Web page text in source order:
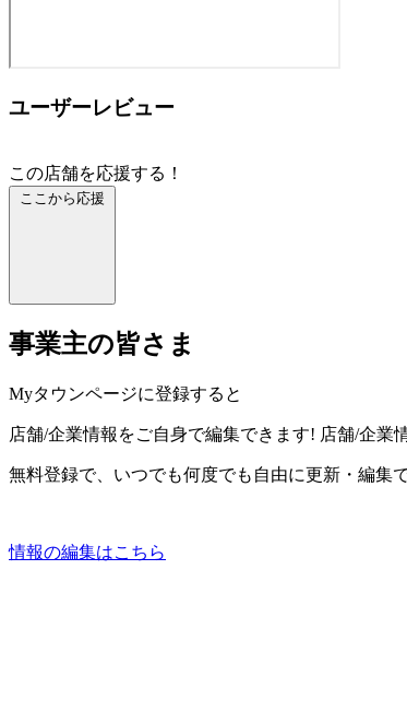
ユーザーレビュー
この店舗を応援する！
ここから応援
事業主の皆さま
Myタウンページに登録すると
店舗/企業情報をご自身で編集できます! 店舗/企業
無料登録で、いつでも何度でも自由に更新・編集
情報の編集はこちら